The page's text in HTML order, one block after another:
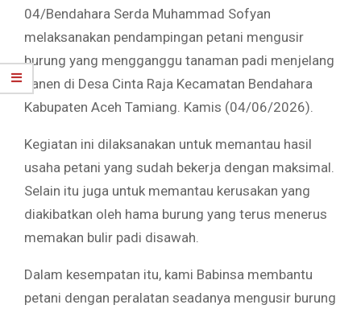
04/Bendahara Serda Muhammad Sofyan
melaksanakan pendampingan petani mengusir
burung yang mengganggu tanaman padi menjelang
panen di Desa Cinta Raja Kecamatan Bendahara
Kabupaten Aceh Tamiang. Kamis (04/06/2026).
Kegiatan ini dilaksanakan untuk memantau hasil
usaha petani yang sudah bekerja dengan maksimal.
Selain itu juga untuk memantau kerusakan yang
diakibatkan oleh hama burung yang terus menerus
memakan bulir padi disawah.
Dalam kesempatan itu, kami Babinsa membantu
petani dengan peralatan seadanya mengusir burung